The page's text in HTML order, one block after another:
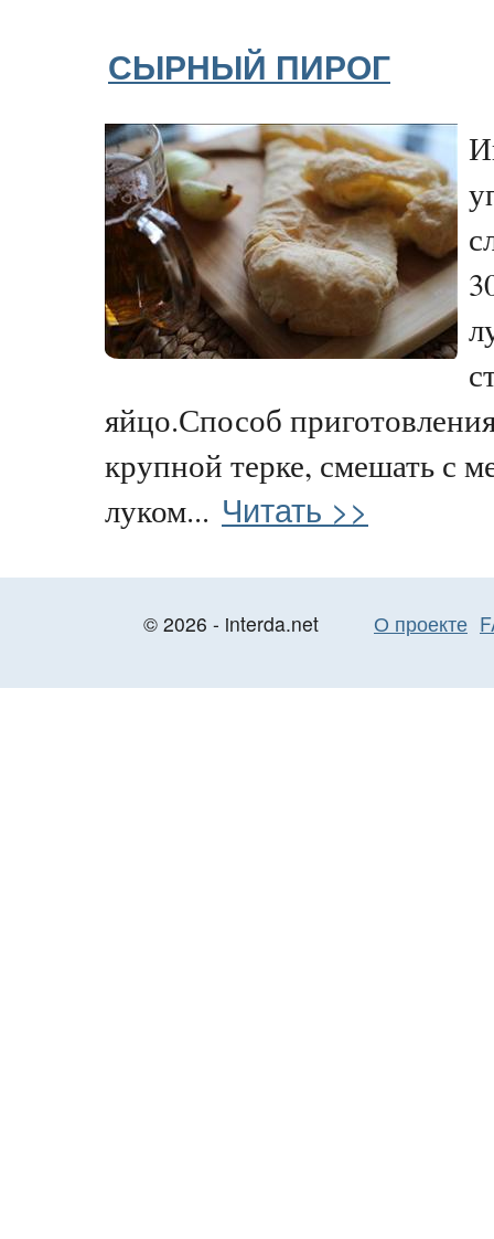
СЫРНЫЙ ПИРОГ
яйцо.Способ
крупной терке, смешать с
луком... Читать >>
© 2026 - interda.net О проекте